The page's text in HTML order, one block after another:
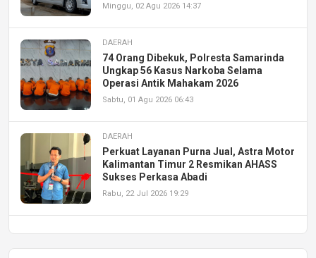
Minggu, 02 Agu 2026 14:37
DAERAH
74 Orang Dibekuk, Polresta Samarinda
Ungkap 56 Kasus Narkoba Selama
Operasi Antik Mahakam 2026
Sabtu, 01 Agu 2026 06:43
DAERAH
Perkuat Layanan Purna Jual, Astra Motor
Kalimantan Timur 2 Resmikan AHASS
Sukses Perkasa Abadi
Rabu, 22 Jul 2026 19:29